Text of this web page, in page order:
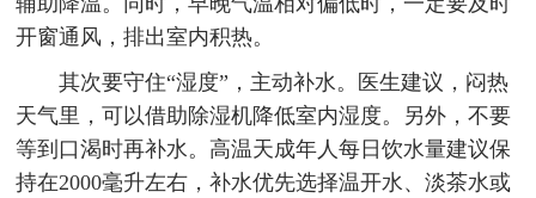
开窗通风，排出室内积热。
其次要守住“湿度”，主动补水。医生建议，闷热
天气里，可以借助除湿机降低室内湿度。另外，不要
等到口渴时再补水。高温天成年人每日饮水量建议保
持在2000毫升左右，补水优先选择温开水、淡茶水或